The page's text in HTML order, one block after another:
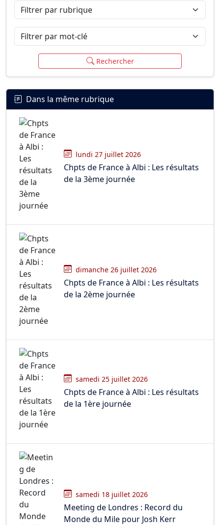
Filtrer par rubrique
Filtrer par mot-clé
Rechercher
Dans la même rubrique
lundi 27 juillet 2026
Chpts de France à Albi : Les résultats
de la 3ème journée
dimanche 26 juillet 2026
Chpts de France à Albi : Les résultats
de la 2ème journée
samedi 25 juillet 2026
Chpts de France à Albi : Les résultats
de la 1ère journée
samedi 18 juillet 2026
Meeting de Londres : Record du
Monde du Mile pour Josh Kerr